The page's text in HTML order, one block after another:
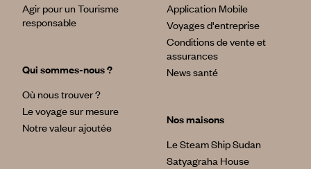
Agir pour un Tourisme
responsable
Qui sommes-nous ?
Où nous trouver ?
Le voyage sur mesure
Notre valeur ajoutée
Application Mobile
Voyages d'entreprise
Conditions de vente et
assurances
News santé
Nos maisons
Le Steam Ship Sudan
Satyagraha House